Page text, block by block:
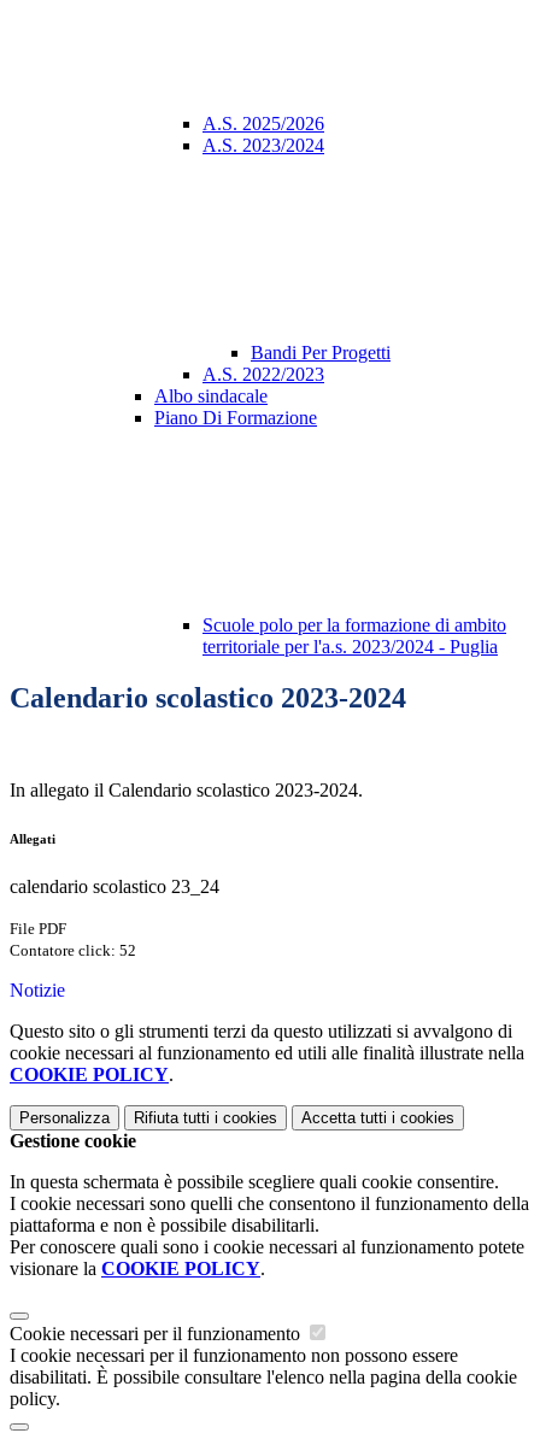
A.S. 2025/2026
A.S. 2023/2024
Bandi Per Progetti
A.S. 2022/2023
Albo sindacale
Piano Di Formazione
Scuole polo per la formazione di ambito
territoriale per l'a.s. 2023/2024 - Puglia
Calendario scolastico 2023-2024
In allegato il Calendario scolastico 2023-2024.
Allegati
calendario scolastico 23_24
File PDF
Contatore click: 52
Notizie
Questo sito o gli strumenti terzi da questo utilizzati si avvalgono di
cookie necessari al funzionamento ed utili alle finalità illustrate nella
COOKIE POLICY.
Personalizza Rifiuta tutti i cookies Accetta tutti i cookies
Gestione cookie
In questa schermata è possibile scegliere quali cookie consentire.
I cookie necessari sono quelli che consentono il funzionamento della
piattaforma e non è possibile disabilitarli.
Per conoscere quali sono i cookie necessari al funzionamento potete
visionare la COOKIE POLICY.
Cookie necessari per il funzionamento
I cookie necessari per il funzionamento non possono essere
disabilitati. È possibile consultare l'elenco nella pagina della cookie
policy.